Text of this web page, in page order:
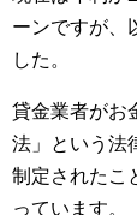
ーンですが、
した。
貸金業者がお
法」という法
制定されたこ
っています。